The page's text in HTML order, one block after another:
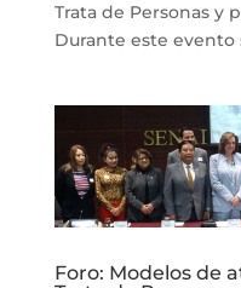
Trata de Personas y
Durante este evento
Foro: Modelos de